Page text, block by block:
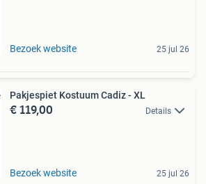
Bezoek website 25 jul 26
Pakjespiet Kostuum Cadiz - XL
€ 119,00 Details
Bezoek website 25 jul 26